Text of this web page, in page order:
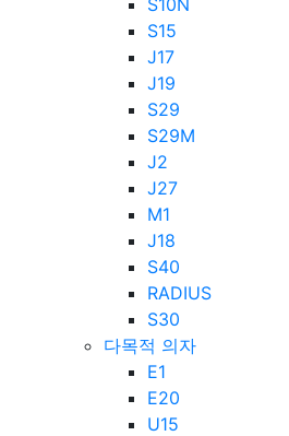
S10N
S15
J17
J19
S29
S29M
J2
J27
M1
J18
S40
RADIUS
S30
다목적 의자
E1
E20
U15